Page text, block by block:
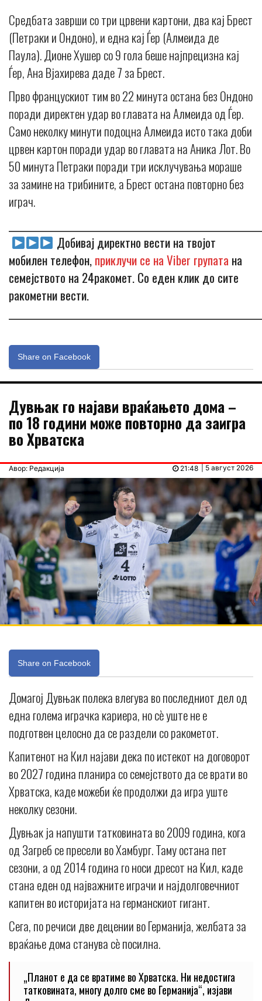
Средбата заврши со три црвени картони, два кај Брест
(Петраки и Ондоно), и една кај Ѓер (Алмеида де
Паула). Дионе Хушер со 9 гола беше најпрецизна кај
Ѓер, Ана Вјахирева даде 7 за Брест.
Прво францускиот тим во 22 минута остана без Ондоно
поради директен удар во главата на Алмеида од Ѓер.
Само неколку минути подоцна Алмеида исто така доби
црвен картон поради удар во главата на Аника Лот. Во
50 минута Петраки поради три исклучувања мораше
за замине на трибините, а Брест остана повторно без
играч.
Добивај директно вести на твојот
мобилен телефон,приклучи се на Viber групата на
семејството на 24ракомет. Со еден клик до сите
ракометни вести.
Share on Facebook
Дувњак го најави враќањето дома –
по 18 години може повторно да заигра
во Хрватска
Авор: Редакција | 5 август 2026
21:48
Share on Facebook
Домагој Дувњак полека влегува во последниот дел од
една голема играчка кариера, но сè уште не е
подготвен целосно да се раздели со ракометот.
Капитенот на Кил најави дека по истекот на договорот
во 2027 година планира со семејството да се врати во
Хрватска, каде можеби ќе продолжи да игра уште
неколку сезони.
Дувњак ја напушти татковината во 2009 година, кога
од Загреб се пресели во Хамбург. Таму остана пет
сезони, а од 2014 година го носи дресот на Кил, каде
стана еден од најважните играчи и најдолговечниот
капитен во историјата на германскиот гигант.
Сега, по речиси две децении во Германија, желбата за
враќање дома станува сè посилна.
„Планот е да се вратиме во Хрватска. Ни недостига
татковината, многу долго сме во Германија“, изјави